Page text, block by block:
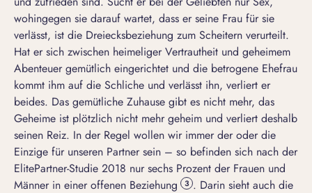
wohingegen sie darauf wartet, dass er seine Frau für sie
verlässt, ist die Dreiecksbeziehung zum Scheitern verurteilt.
Hat er sich zwischen heimeliger Vertrautheit und geheimem
Abenteuer gemütlich eingerichtet und die betrogene Ehefrau
kommt ihm auf die Schliche und verlässt ihn, verliert er
beides. Das gemütliche Zuhause gibt es nicht mehr, das
Geheime ist plötzlich nicht mehr geheim und verliert deshalb
seinen Reiz. In der Regel wollen wir immer der oder die
Einzige für unseren Partner sein – so befinden sich nach der
ElitePartner-Studie 2018 nur sechs Prozent der Frauen und
Männer in einer offenen Beziehung
3 . Darin sieht auch die